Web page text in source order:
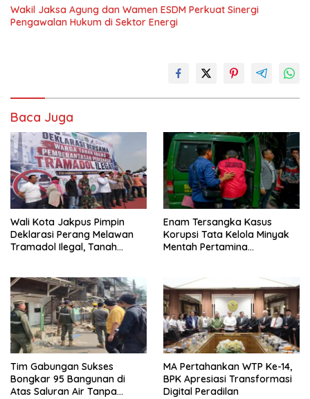
Wakil Jaksa Agung dan Wamen ESDM Perkuat Sinergi
Pengawalan Hukum di Sektor Energi
Baca Juga
Wali Kota Jakpus Pimpin
Deklarasi Perang Melawan
Tramadol Ilegal, Tanah
Enam Tersangka Kasus
Korupsi Tata Kelola Minyak
Mentah Pertamina
Tim Gabungan Sukses
Bongkar 95 Bangunan di
Atas Saluran Air Tanpa
MA Pertahankan WTP Ke-14,
BPK Apresiasi Transformasi
Digital Peradilan